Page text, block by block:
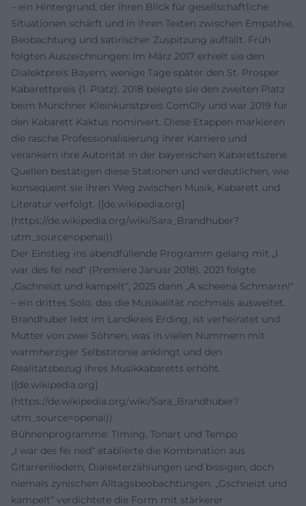
– ein Hintergrund, der ihren Blick für gesellschaftliche
Situationen schärft und in ihren Texten zwischen Empathie,
Beobachtung und satirischer Zuspitzung auffällt. Früh
folgten Auszeichnungen: Im März 2017 erhielt sie den
Dialektpreis Bayern, wenige Tage später den St. Prosper
Kabarettpreis (1. Platz). 2018 belegte sie den zweiten Platz
beim Münchner Kleinkunstpreis ComOly und war 2019 für
den Kabarett Kaktus nominiert. Diese Etappen markieren
die rasche Professionalisierung ihrer Karriere und
verankern ihre Autorität in der bayerischen Kabarettszene.
Quellen bestätigen diese Stationen und verdeutlichen, wie
konsequent sie ihren Weg zwischen Musik, Kabarett und
Literatur verfolgt. ([de.wikipedia.org]
(https://de.wikipedia.org/wiki/Sara_Brandhuber?
utm_source=openai))
Der Einstieg ins abendfüllende Programm gelang mit „I
war des fei ned“ (Premiere Januar 2018). 2021 folgte
„Gschneizt und kampelt“, 2025 dann „A scheena Schmarrn!“
– ein drittes Solo, das die Musikalität nochmals ausweitet.
Brandhuber lebt im Landkreis Erding, ist verheiratet und
Mutter von zwei Söhnen, was in vielen Nummern mit
warmherziger Selbstironie anklingt und den
Realitätsbezug ihres Musikkabaretts erhöht.
([de.wikipedia.org]
(https://de.wikipedia.org/wiki/Sara_Brandhuber?
utm_source=openai))
Bühnenprogramme: Timing, Tonart und Tempo
„I war des fei ned“ etablierte die Kombination aus
Gitarrenliedern, Dialekterzählungen und bissigen, doch
niemals zynischen Alltagsbeobachtungen. „Gschneizt und
kampelt“ verdichtete die Form mit stärkerer